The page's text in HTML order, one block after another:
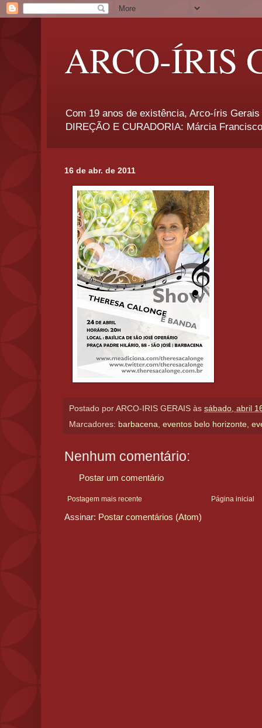
ARCO-ÍRIS
Com 19 anos de existência, Arco-íris
DIREÇÃO E CURADORIA: Márcia
16 de abr. de 2011
Postado por ARCO-IRIS GERAIS às sábado, abril
Marcadores: barbacena eventos belo horizonte
Nenhum comentário:
Postar um comentário
Postagem mais recente Página inicial
Assinar: Postar comentários (Atom)